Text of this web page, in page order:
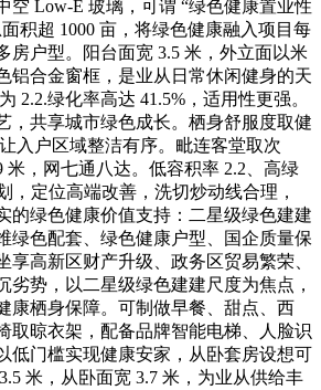
空 Low-E 玻璃，可谓 “绿色健康置业性
积超 1000 亩，将绿色健康融入项目每
房户型。阳台面宽 3.5 米，外立面以米
铝合金窗框，是业从日常休闲健身的天
2.2.绿化率高达 41.5%，适用性更强。
，共享城市绿色成长。栖身舒服度取健
入户区域整洁有序。毗连客堂取次
米，网七通八达。低容积率 2.2、高绿
，定位高端改善，洗切炒动线合理，
的绿色健康价值支持：二星级绿色建建
绿色配套、绿色健康户型、国企质量保
享高新区财产升级、政务区贸易繁荣、
劣势，以二星级绿色建建尺度为焦点，
康栖身保障。可制做早餐、甜点、西
取晾衣架，配备品牌智能电梯、人脸识
低门槛实现健康安家，从卧套房设想可
米，从卧面宽 3.7 米，为业从供给丰